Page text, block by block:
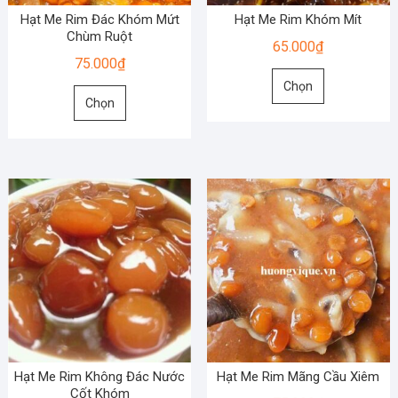
chọn
trên
sản
chọn
Hạt Me Rim Đác Khóm Mứt
Chùm Ruột
75.000₫
Chọn
Sản
nhiều
biến
thể.
Các
tùy
có
thể
được
chọn
trên
Hạt Me Rim Khóm Mít
65.000₫
Chọn
biến
thể.
Các
tùy
chọn
có
thể
được
chọn
trên
Hạt Me Rim Không Đác Nước
Cốt Khóm
Hạt Me Rim Mãng Cầu Xiêm